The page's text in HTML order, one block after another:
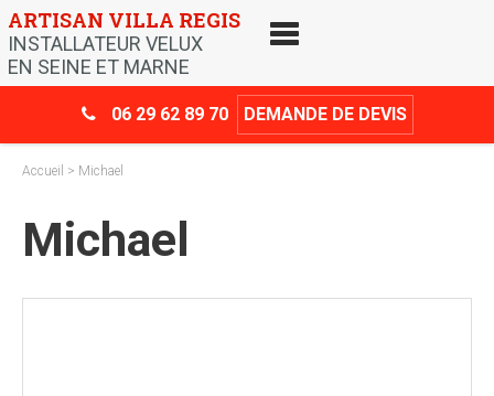
Skip
to
content
ARTISAN VILLA REGIS
INSTALLATEUR VELUX
EN SEINE ET MARNE
06 29 62 89 70 DEMANDE DE DEVIS
Accueil > Michael
Michael